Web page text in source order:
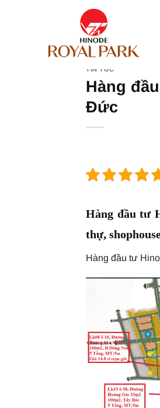
TIN TỨC
Hàng
Đức
Hàng đầu tư
thự,
Hàng đầu tư